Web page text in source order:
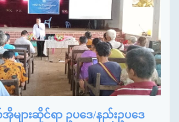
ျားဆိုင်ရာ ဥပဒေ/နည်းဥပဒေ